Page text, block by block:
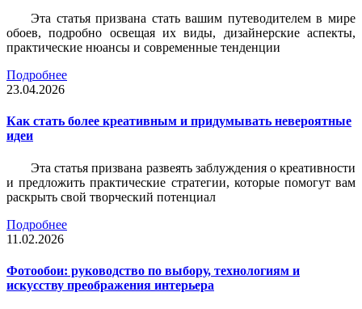
Эта статья призвана стать вашим путеводителем в мире
обоев, подробно освещая их виды, дизайнерские аспекты,
практические нюансы и современные тенденции
Подробнее
23.04.2026
Как стать более креативным и придумывать невероятные
идеи
Эта статья призвана развеять заблуждения о креативности
и предложить практические стратегии, которые помогут вам
раскрыть свой творческий потенциал
Подробнее
11.02.2026
Фотообои: руководство по выбору, технологиям и
искусству преображения интерьера